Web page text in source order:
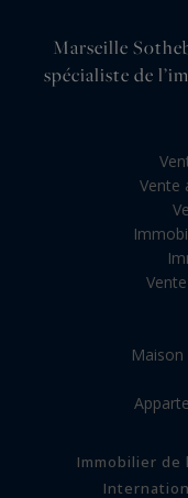
Marseille
spécialiste de
Vente
Maison
Immobilier